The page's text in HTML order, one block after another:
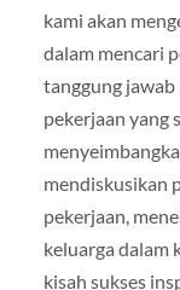
kami akan
dalam mencari
tanggung
pekerjaan yang
mendiskusikan
pekerjaan,
keluarga dalam
kisah sukses